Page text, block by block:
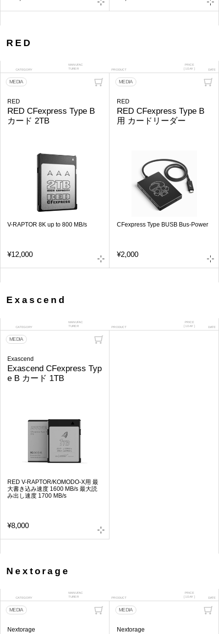
RED
CATEGORY
MANUFAC
TURER PRODUCT
PRICE
[ 1DAY ] DATE
MEDIA
RED
RED CFexpress Type B
カード 2TB
V-RAPTOR 8K up to 800 MB/s​​
¥12,000
MEDIA
RED
RED CFexpress Type B
用 カードリーダー
CFexpress Type B​ USB Bus-Power
¥2,000
Exascend
CATEGORY
MANUFAC
TURER PRODUCT
PRICE
[ 1DAY ] DATE
MEDIA
Exascend
Exascend CFexpress Typ
e B カード 1TB
RED V-RAPTOR/KOMODO-X用 最
大書き込み速度 1600 MB/s 最大読
み出し速度 1700 MB/s
¥8,000
Nextorage
CATEGORY
MANUFAC
TURER PRODUCT
PRICE
[ 1DAY ] DATE
MEDIA
Nextorage
MEDIA
Nextorage